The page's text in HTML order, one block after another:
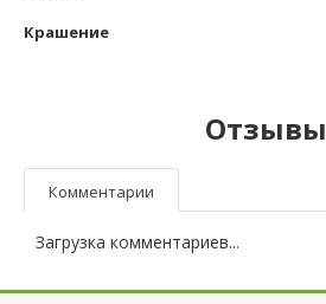
Крашение
Отзывы
Комментарии
Загрузка комментариев...